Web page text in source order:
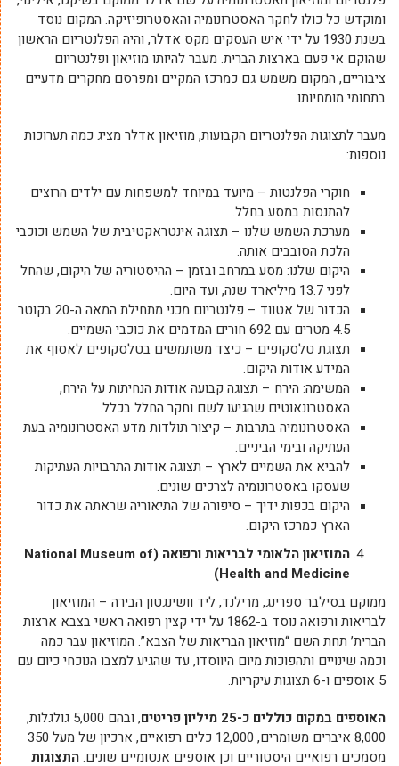
ומוקדש כל כולו לחקר האסטרונומיה והאסטרופיזיקה. המקום נוסד
בשנת 1930 על ידי איש העסקים מקס אדלר, והיה הפלנטריום הראשון
שהוקם אי פעם בארצות הברית. מעבר להיותו מוזיאון ופלנטריום
ציבוריים, המקום משמש גם כמרכז המקיים ומפרסם מחקרים מדעיים
בתחומי מומחיותו.
מעבר לתצוגות הפלנטריום הקבועות, מוזיאון אדלר מציג כמה תערוכות
נוספות:
חוקרי הפלנטות – מיועד במיוחד למשפחות עם ילדים הרוצים
להתנסות במסע בחלל.
מערכת השמש שלנו – תצוגה אינטראקטיבית של השמש וכוכבי
הלכת הסובבים אותה.
היקום שלנו: מסע במרחב ובזמן – ההיסטוריה של היקום, שהחל
לפני 13.7 מיליארד שנה, ועד היום.
הכדור של אטווד – פלנטריום מכני מתחילת המאה ה-20 בקוטר
4.5 מטרים עם 692 חורים המדמים את כוכבי השמיים.
תצוגת טלסקופים – כיצד משתמשים בטלסקופים לאסוף את
המידע אודות היקום.
המשימה: הירח – תצוגה קבועה אודות הנחיתות על הירח,
האסטרונאוטים שהגיעו לשם וחקר החלל בכלל.
האסטרונומיה בתרבות – קיצור תולדות מדע האסטרונומיה בעת
העתיקה ובימי הביניים.
להביא את השמיים לארץ – תצוגה אודות התרבויות העתיקות
שעסקו באסטרונומיה לצרכים שונים.
היקום בכפות ידיך – סיפורה של התיאוריה שראתה את כדור
הארץ כמרכז היקום.
המוזיאון הלאומי לבריאות ורפואה (National Museum of
Health and Medicine)
ממוקם בסילבר ספרינג, מרילנד, ליד וושינגטון הבירה – המוזיאון
לבריאות ורפואה נוסד ב-1862 על ידי קצין רפואה ראשי בצבא ארצות
הברית’ תחת השם “מוזיאון הבריאות של הצבא”. המוזיאון עבר כמה
וכמה שינויים ותהפוכות מיום היווסדו, עד שהגיע למצבו הנוכחי כיום עם
5 אוספים ו-6 תצוגות עיקריות.
האוספים במקום כוללים כ-25 מיליון פריטים
, ובהם 5,000 גולגלות,
8,000 איברים משומרים, 12,000 כלים רפואיים, ארכיון של מעל 350
מסמכים רפואיים היסטוריים וכן אוספים אנטומיים שונים.התצוגות